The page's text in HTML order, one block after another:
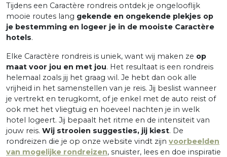
Tijdens een Caractère rondreis ontdek je ongelooflijk
mooie routes lang gekende en ongekende plekjes op
je bestemming en logeer je in de mooiste Caractère
hotels.
Elke Caractère rondreis is uniek, want wij maken ze op
maat voor jou en met jou. Het resultaat is een rondreis
helemaal zoals jij het graag wil. Je hebt dan ook alle
vrijheid in het samenstellen van je reis. Jij beslist wanneer
je vertrekt en terugkomt, of je enkel met de auto reist of
ook met het vliegtuig en hoeveel nachten je in welk
hotel logeert. Jij bepaalt het ritme en de intensiteit van
jouw reis. Wij strooien suggesties, jij kiest. De
rondreizen die je op onze website vindt zijn voorbeelden
van mogelijke rondreizen, snuister, lees en doe inspiratie